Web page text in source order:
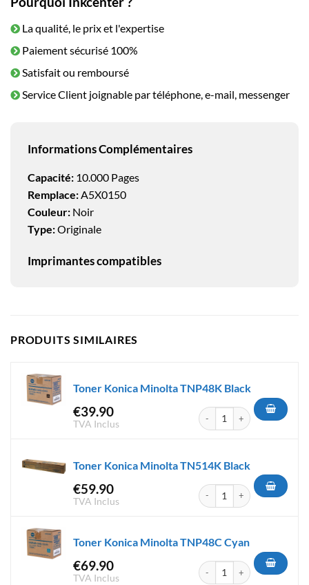
La qualité, le prix et l'expertise
Paiement sécurisé 100%
Satisfait ou remboursé
Service Client joignable par téléphone, e-mail, messenger
Informations Complémentaires
Capacité: 10.000 Pages
Remplace:A5X0150
Couleur: Noir
Type:Originale
Imprimantes compatibles
PRODUITS SIMILAIRES
Toner Konica Minolta TNP48K Black
€39.90
TVA Inclus
quantité de Toner Konica
Toner Konica Minolta TN514K Black
€59.90
TVA Inclus
quantité de Toner Konica
Toner Konica Minolta TNP48C Cyan
€69.90
TVA Inclus
quantité de Toner Konica